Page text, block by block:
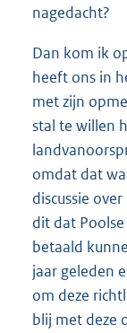
nagedacht?
Dan kom ik
heeft ons in
met zijn
stal te willen
omdat dat
discussie
dit dat
betaald
jaar geleden
om deze
blij met deze